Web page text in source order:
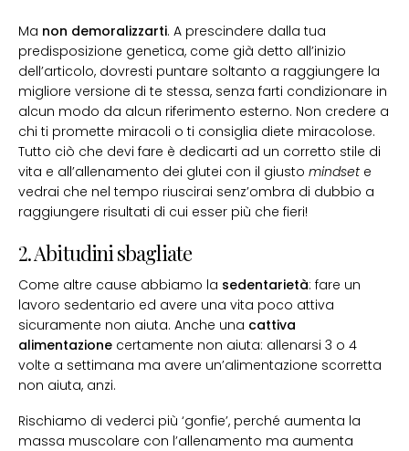
Ma non demoralizzarti. A prescindere dalla tua
predisposizione genetica, come già detto all’inizio
dell’articolo, dovresti puntare soltanto a raggiungere la
migliore versione di te stessa, senza farti condizionare in
alcun modo da alcun riferimento esterno. Non credere a
chi ti promette miracoli o ti consiglia diete miracolose.
Tutto ciò che devi fare è dedicarti ad un corretto stile di
vita e all’allenamento dei glutei con il giusto mindset e
vedrai che nel tempo riuscirai senz’ombra di dubbio a
raggiungere risultati di cui esser più che fieri!
2. Abitudini sbagliate
Come altre cause abbiamo la sedentarietà: fare un
lavoro sedentario ed avere una vita poco attiva
sicuramente non aiuta. Anche una cattiva
alimentazione certamente non aiuta: allenarsi 3 o 4
volte a settimana ma avere un’alimentazione scorretta
non aiuta, anzi.
Rischiamo di vederci più ‘gonfie’, perché aumenta la
massa muscolare con l’allenamento ma aumenta